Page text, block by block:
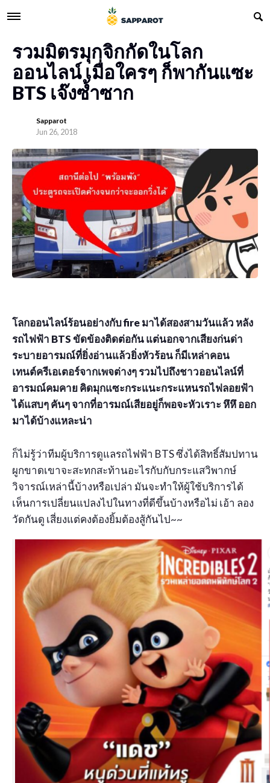
รวมมิตรมุกจิกกัดในโลก
ออนไลน์ เมื่อใครๆ ก็พากันแซะ
BTS เจ๊งซ้ำซาก
Sapparot
Jun 26, 2018
โลกออนไลน์ร้อนอย่างกับ fire มาได้สองสามวันแล้ว หลัง
รถไฟฟ้า BTS ขัดข้องติดต่อกัน แต่นอกจากเสียงก่นด่า
ระบายอารมณ์ที่ยิ่งอ่านแล้วยิ่งหัวร้อน ก็มีเหล่าคอน
เทนต์ครีเอเตอร์จากเพจต่างๆ รวมไปถึงชาวออนไลน์ที่
อารมณ์คมคาย คิดมุกแซะกระแนะกระแหนรถไฟลอยฟ้า
ได้แสบๆ คันๆ จากที่อารมณ์เสียอยู่ก็พอจะหัวเราะ หึหึ ออก
มาได้บ้างแหละน่า
ก็ไม่รู้ว่าทีมผู้บริการดูแลรถไฟฟ้า BTS ซึ่งได้สิทธิ์สัมปทาน
ผูกขาดเขาจะสะทกสะท้านอะไรกับกับกระแสวิพากษ์
วิจารณ์เหล่านี้บ้างหรือเปล่า มันจะทำให้ผู้ใช้บริการได้
เห็นการเปลี่ยนแปลงไปในทางที่ดีขึ้นบ้างหรือไม่ เอ้า ลอง
วัดกันดู เสี่ยงแต่คงต้องยิ้มต้องสู้กันไป~~